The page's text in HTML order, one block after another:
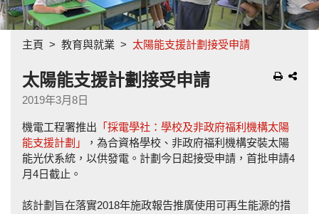
主頁 教育與就業 太陽能支援計劃接受申請
太陽能支援計劃接受申請
2019年3月8日
機電工程署推出 「採電學社：學校及非政府福利機構太陽
能支援計劃」
，為合資格學校、非政府福利機構安裝太陽
能光伏系統，以供發電。計劃今日起接受申請，首批申請4
月4日截止。
該計劃旨在落實2018年施政報告推廣使用可再生能源的措